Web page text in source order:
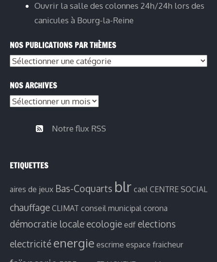
Ouvrir la salle des colonnes 24h/24h lors des
canicules à Bourg-la-Reine
NOS PUBLICATIONS PAR THÈMES
Nos
par
thèmes
NOS ARCHIVES
Nos
Notre flux RSS
ETIQUETTES
aires de jeux Bas-Coquarts blr cael CENTRE SOCIAL
chauffage CLIMAT conseil municipal corona
démocratie locale ecologie edf elections
electricité energie escrime espace fraicheur